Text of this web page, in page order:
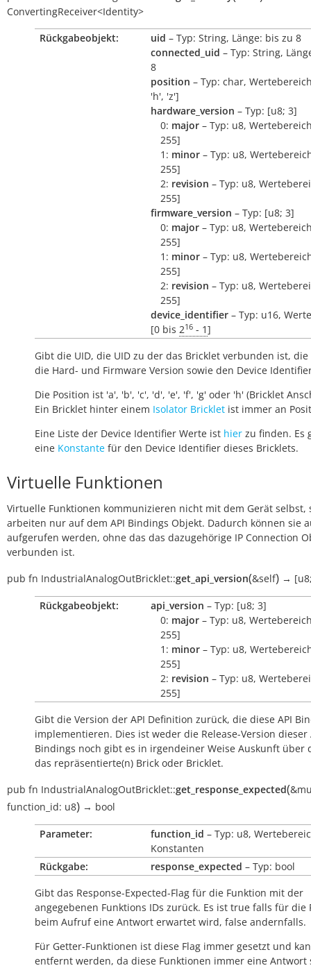
ConvertingReceiver<Identity>
Rückgabeobjekt:
uid – Typ: String, Länge: bis zu 8
connected_uid – Typ: String,
8
position – Typ: char,
'h', 'z']
hardware_version – Typ: [u8; 3]
0: major – Typ: u8,
255]
1: minor – Typ: u8,
255]
2: revision – Typ: u8,
255]
firmware_version – Typ: [u8; 3]
0: major – Typ: u8,
255]
1: minor – Typ: u8,
255]
2: revision – Typ: u8,
255]
device_identifier – Typ: u16,
[0 bis 216 - 1]
Gibt die UID, die UID zu der das Bricklet verbunden ist, die
die Hard- und Firmware Version sowie den Device
Die Position ist 'a', 'b', 'c', 'd', 'e', 'f', 'g' oder 'h' (Bricklet
Ein Bricklet hinter einem Isolator Bricklet ist immer an
Eine Liste der Device Identifier Werte ist hier zu finden. Es
eine Konstante für den Device Identifier dieses Bricklets.
Virtuelle Funktionen
Virtuelle Funktionen kommunizieren nicht mit dem Gerät selbst,
arbeiten nur auf dem API Bindings Objekt. Dadurch können sie
aufgerufen werden, ohne das das dazugehörige IP Connection
verbunden ist.
pub fn IndustrialAnalogOutBricklet::get_api_version(&self) →
Rückgabeobjekt: api_version – Typ: [u8; 3]
0: major – Typ: u8,
255]
1: minor – Typ: u8,
255]
2: revision – Typ: u8,
255]
Gibt die Version der API Definition zurück, die diese API
implementieren. Dies ist weder die Release-Version dieser
Bindings noch gibt es in irgendeiner Weise Auskunft über
das repräsentierte(n) Brick oder Bricklet.
pub fn IndustrialAnalogOutBricklet::get_response_expected(
function_id: u8) → bool
Parameter: function_id – Typ: u8,
Konstanten
Rückgabe:
response_expected – Typ: bool
Gibt das Response-Expected-Flag für die Funktion mit der
angegebenen Funktions IDs zurück. Es ist true falls für die
beim Aufruf eine Antwort erwartet wird, false andernfalls.
Für Getter-Funktionen ist diese Flag immer gesetzt und
entfernt werden, da diese Funktionen immer eine Antwort